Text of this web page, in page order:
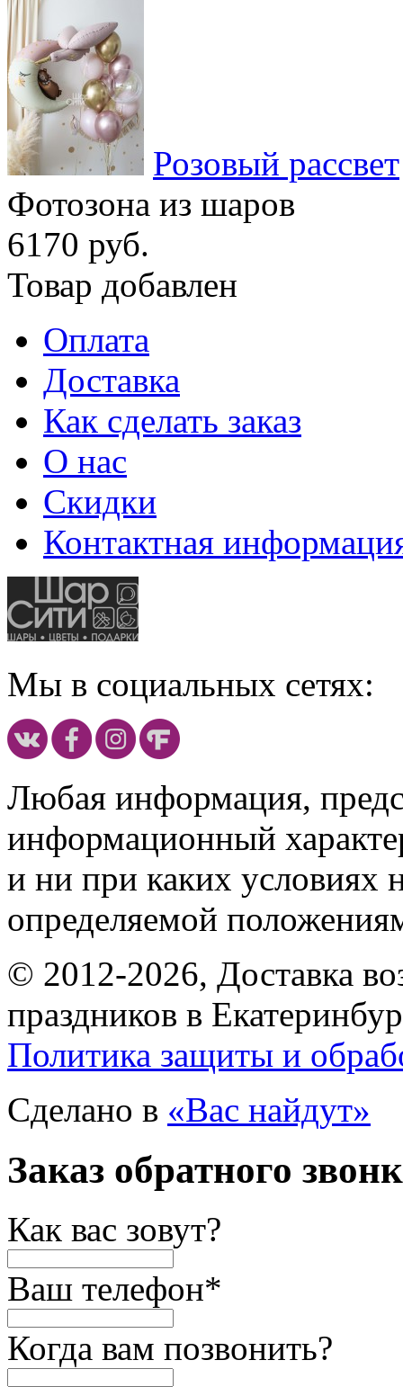
Розовый рассвет
Фотозона из шаров
6170 руб.
Товар добавлен
Оплата
Доставка
Как сделать заказ
О нас
Скидки
Контактная
Мы в социальных сетях:
Любая информация,
информационный
и ни при каких условиях
определяемой
© 2012-2026, Доставка
праздников в
Политика защиты и
Сделано в «Вас найдут»
Заказ обратного
Как вас зовут?
Ваш телефон*
Когда вам позвонить?